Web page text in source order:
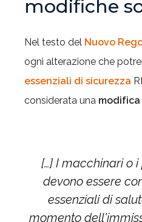
modifiche
Nel testo del Nuovo
ogni alterazione che
essenziali di sicurezza
considerata una
[…] I macchinari o
devono essere
essenziali di
momento